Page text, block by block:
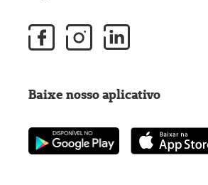
Baixe nosso aplicativo